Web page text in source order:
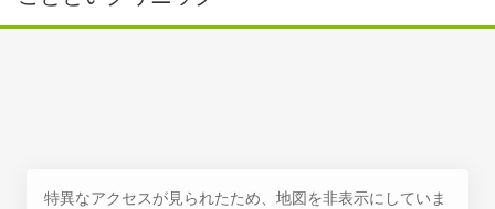
特異なアクセスが見られたため、地図を非表示にしていま